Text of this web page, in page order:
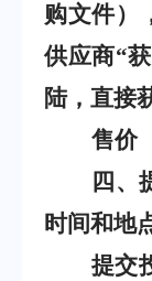
购文件）
供应商“
陆，直接
售价
四、
时间和地
提交